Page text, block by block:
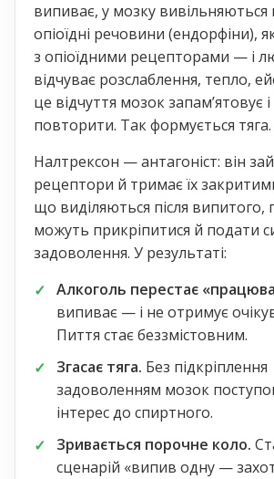
випиває, у мозку вивільняються
опіоїдні речовини (ендорфіни),
з опіоїдними рецепторами — і
відчуває розслаблення, тепло,
це відчуття мозок запамʼятовує
повторити. Так формується тяга.
Налтрексон — антагоніст: він
рецептори й тримає їх
що виділяються після випитого,
можуть прикріпитися й подати
задоволення. У результаті:
Алкоголь перестає
випиває — і не отримує
Пиття стає беззмістовним.
Згасає тяга. Без підкріплення
задоволенням мозок
інтерес до спиртного.
Зривається порочне коло.
сценарій «випив одну —